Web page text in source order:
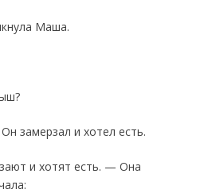
Маша.
замерзал и хотел есть.
и хотят есть. — Она